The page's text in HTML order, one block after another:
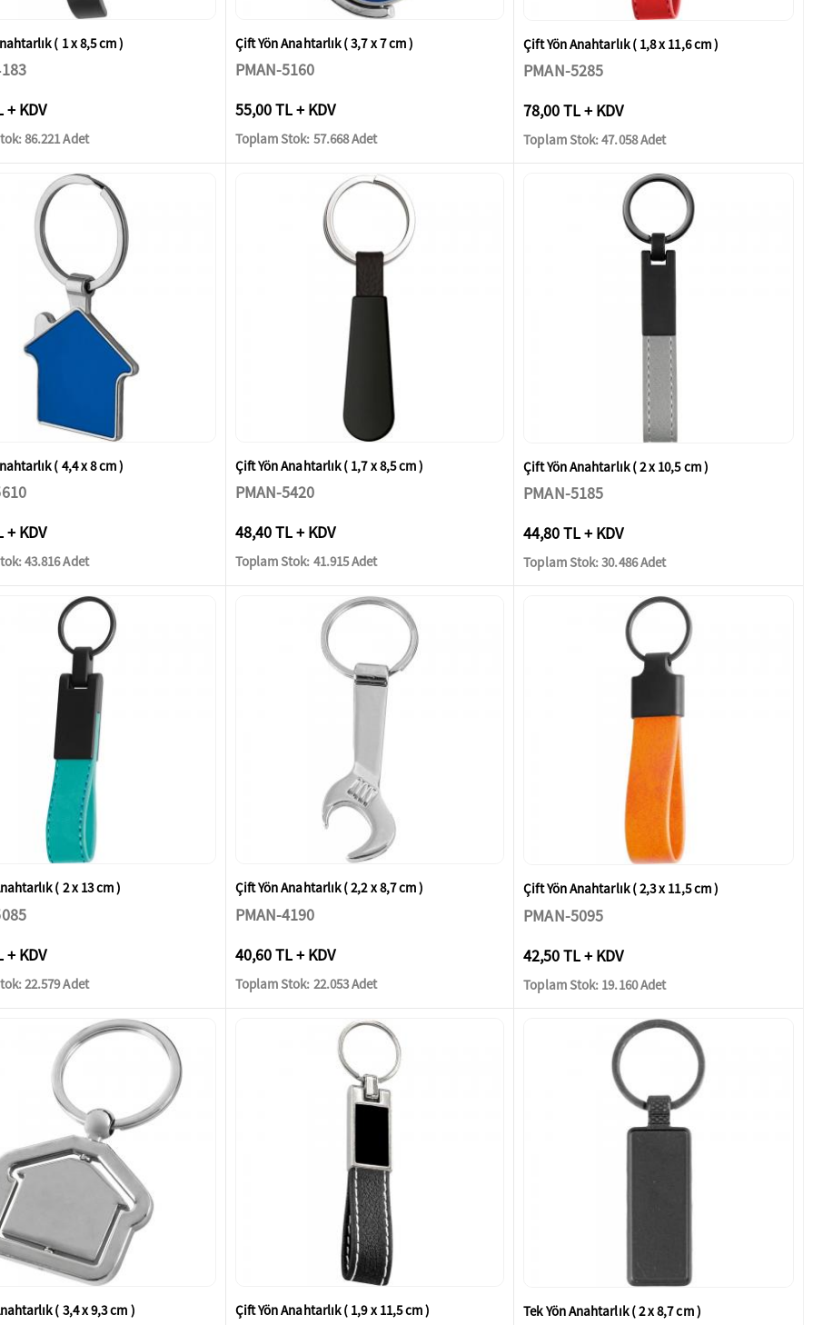
( 1 x 8,5 cm )
+ KDV
86.221 Adet
Çift Yön Anahtarlık ( 3,7 x 7 cm )
PMAN-5160
55,00 TL + KDV
Toplam Stok: 57.668 Adet
Çift Yön Anahtarlık ( 1,8 x 11,6 cm )
PMAN-5285
78,00 TL + KDV
Toplam Stok: 47.058 Adet
( 4,4 x 8 cm )
+ KDV
43.816 Adet
Çift Yön Anahtarlık ( 1,7 x 8,5 cm )
PMAN-5420
48,40 TL + KDV
Toplam Stok: 41.915 Adet
Çift Yön Anahtarlık ( 2 x 10,5 cm )
PMAN-5185
44,80 TL + KDV
Toplam Stok: 30.486 Adet
( 2 x 13 cm )
+ KDV
22.579 Adet
Çift Yön Anahtarlık ( 2,2 x 8,7 cm )
PMAN-4190
40,60 TL + KDV
Toplam Stok: 22.053 Adet
Çift Yön Anahtarlık ( 2,3 x 11,5 cm )
PMAN-5095
42,50 TL + KDV
Toplam Stok: 19.160 Adet
( 3,4 x 9,3 cm ) Çift Yön Anahtarlık ( 1,9 x 11,5 cm ) Tek Yön Anahtarlık ( 2 x 8,7 cm )